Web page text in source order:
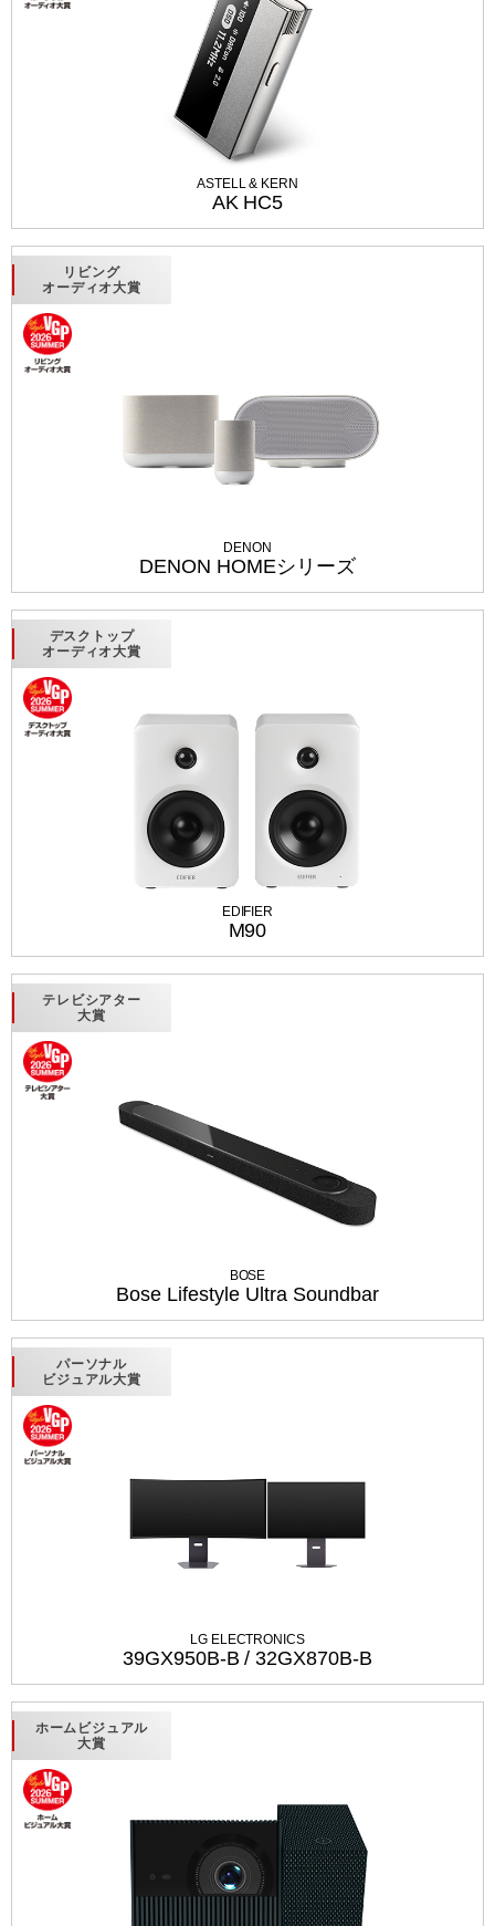
ASTELL & KERN
AK HC5
リビング
オーディオ大賞
DENON
DENON HOMEシリーズ
デスクトップ
オーディオ大賞
EDIFIER
M90
テレビシアター
大賞
BOSE
Bose Lifestyle Ultra Soundbar
パーソナル
ビジュアル大賞
LG ELECTRONICS
39GX950B-B / 32GX870B-B
ホームビジュアル
大賞